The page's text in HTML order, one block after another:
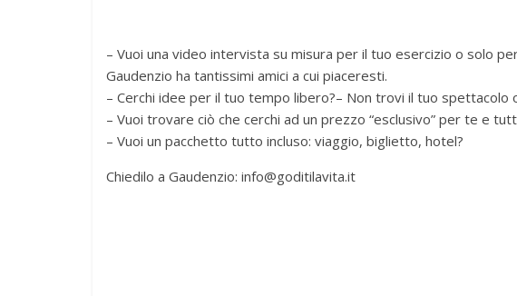
– Vuoi una video intervista su misura per il tuo esercizio o solo
Gaudenzio ha tantissimi amici a cui piaceresti.
– Cerchi idee per il tuo tempo libero?– Non trovi il tuo spettacolo
– Vuoi trovare ciò che cerchi ad un prezzo “esclusivo” per te e
– Vuoi un pacchetto tutto incluso: viaggio, biglietto, hotel?
Chiedilo a Gaudenzio: info@goditilavita.it